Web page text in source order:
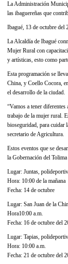
La Administración
las ibaguereñas que
Ibagué, 13 de octubre del
La Alcaldía de Ibagué
Mujer Rural con
y artísticas, esto como
Esta programación se
China, y Coello Cocora,
el desarrollo de la ciudad.
“Vamos a tener
trabajo de la mujer rural.
bioseguridad, para cuidar
secretario de Agricultura.
Estos eventos que se
la Gobernación del
Lugar: Juntas,
Hora: 10:00 de la mañana
Fecha: 14 de octubre
Lugar: San Juan de la
Hora10:00 a.m.
Fecha: 16 de octubre del
Lugar: Tapias,
Hora: 10:00 a.m.
Fecha: 21 de octubre del